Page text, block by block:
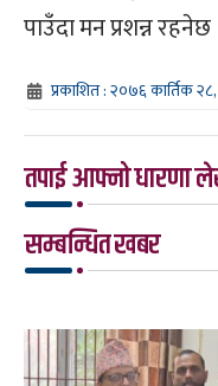
पाउँदा मन प्रशन्न रहनेछ
प्रकाशित : २०७६ कार्तिक
तपाई आफ्नो धारणा
सम्बन्धित खबर